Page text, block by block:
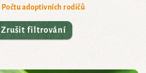
Počtu adoptivních rodičů
Zrušit filtrování